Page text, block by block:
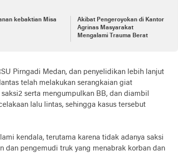
kebaktian Misa
Akibat Pengeroyokan di Kantor
Agrinas Masyarakat
Mengalami Trauma Berat
Pirngadi Medan, dan penyelidikan lebih lanjut
telah melakukan serangkaian giat
serta mengumpulkan BB, dan diambil
lalu lintas, sehingga kasus tersebut
kendala, terutama karena tidak adanya saksi
dan pengemudi truk yang menabrak korban dan